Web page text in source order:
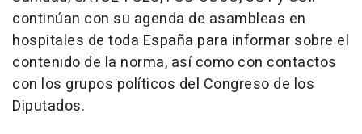
continúan con su agenda de asambleas en
hospitales de toda España para informar sobre el
contenido de la norma, así como con contactos
con los grupos políticos del Congreso de los
Diputados.